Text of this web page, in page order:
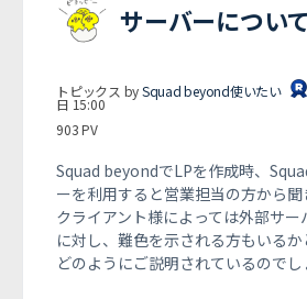
サーバーについて
トピックス bySquad beyond使いたい
日 15:00
903PV
Squad beyondでLPを作成時、
ーを利用すると営業担当の方から聞
クライアント様によっては外部サー
に対し、難色を示される方もいるか
どのようにご説明されているのでし